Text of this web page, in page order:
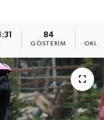
84
GÖSTERIM